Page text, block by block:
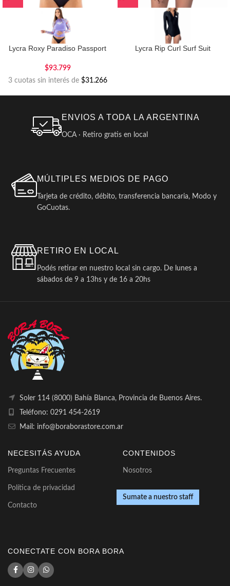
Lycra Roxy Paradiso Passport
$93.799
3 cuotas sin interés de $31.266
Lycra Rip Curl Surf Suit
ENVIOS A TODA LA ARGENTINA
OCA · Retiro gratis en local
MÚLTIPLES MEDIOS DE PAGO
Tarjeta de crédito, débito, transferencia bancaria, Modo y
GoCuotas.
RETIRO EN LOCAL
Podés retirar en nuestro local sin cargo. De lunes a
sábados de 9 a 13hs y de 16 a 20hs
Soler 114 (8000) Bahía Blanca, Provincia de Buenos Aires.
Teléfono: 0291 454-2619
Mail: info@boraborastore.com.ar
NECESITÁS AYUDA
Preguntas Frecuentes
Política de privacidad
Contacto
CONTENIDOS
Nosotros
Sumate a nuestro staff
CONECTATE CON BORA BORA